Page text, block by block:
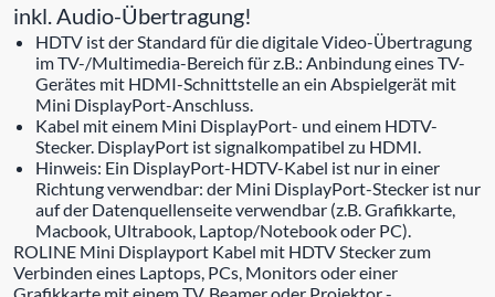
inkl. Audio-Übertragung!
HDTV ist der Standard für die digitale Video-Übertragung
im TV-/Multimedia-Bereich für z.B.: Anbindung eines TV-
Gerätes mit HDMI-Schnittstelle an ein Abspielgerät mit
Mini DisplayPort-Anschluss.
Kabel mit einem Mini DisplayPort- und einem HDTV-
Stecker. DisplayPort ist signalkompatibel zu HDMI.
Hinweis: Ein DisplayPort-HDTV-Kabel ist nur in einer
Richtung verwendbar: der Mini DisplayPort-Stecker ist nur
auf der Datenquellenseite verwendbar (z.B. Grafikkarte,
Macbook, Ultrabook, Laptop/Notebook oder PC).
ROLINE Mini Displayport Kabel mit HDTV Stecker zum
Verbinden eines Laptops, PCs, Monitors oder einer
Grafikkarte mit einem TV, Beamer oder Projektor -